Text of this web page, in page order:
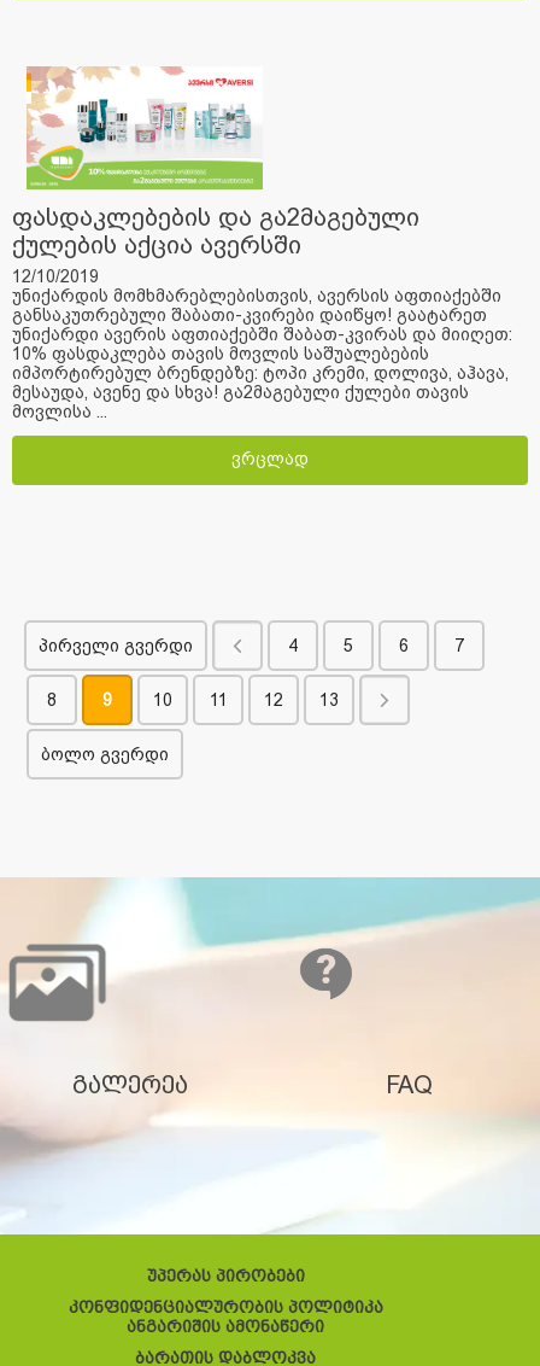
ფასდაკლებების და გა2მაგებული
ქულების აქცია ავერსში
12/10/2019
უნიქარდის მომხმარებლებისთვის, ავერსის აფთიაქებში
განსაკუთრებული შაბათი-კვირები დაიწყო! გაატარეთ
უნიქარდი ავერის აფთიაქებში შაბათ-კვირას და მიიღეთ:
10% ფასდაკლება თავის მოვლის საშუალებების
იმპორტირებულ ბრენდებზე: ტოპი კრემი, დოლივა, აჰავა,
მესაუდა, ავენე და სხვა! გა2მაგებული ქულები თავის
მოვლისა ...
ვრცლად
პირველი გვერდი 4 5 6 7
8 9 10 11 12 13
ბოლო გვერდი
გალერეა FAQ
უპერას პირობები
კონფიდენციალურობის პოლიტიკა
ანგარიშის ამონაწერი
ბარათის დაბლოკვა